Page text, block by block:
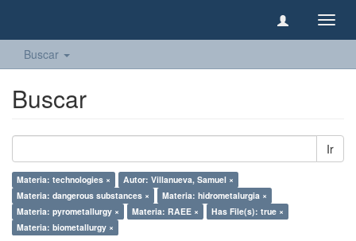
Buscar
Buscar
Ir
Materia: technologies ×
Autor: Villanueva, Samuel ×
Materia: dangerous substances ×
Materia: hidrometalurgia ×
Materia: pyrometallurgy ×
Materia: RAEE ×
Has File(s): true ×
Materia: biometallurgy ×